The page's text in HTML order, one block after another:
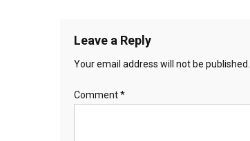
Leave a Reply
Your email address will not be published.
Comment*